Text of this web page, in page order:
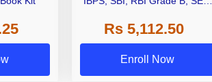
Other Grade A & Grade B Bank
Exams
Rs 5,112.50
Enroll Now